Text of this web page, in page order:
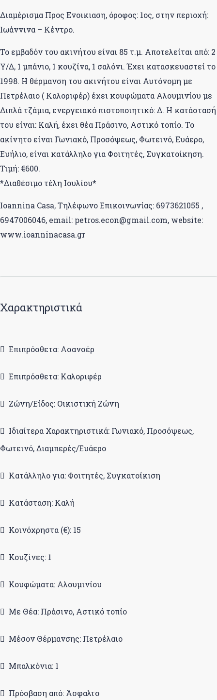
Διαμέρισμα Προς Ενοικιαση, όροφος: 1ος, στην περιοχή:
Ιωάννινα – Κέντρο.
Το εμβαδόν του ακινήτου είναι 85 τ.μ. Αποτελείται από: 2
Υ/Δ, 1 μπάνιο, 1 κουζίνα, 1 σαλόνι. Έχει κατασκευαστεί το
1998. Η θέρμανση του ακινήτου είναι Αυτόνομη με
Πετρέλαιο ( Καλοριφέρ) έχει κουφώματα Αλουμινίου με
Διπλά τζάμια, ενεργειακό πιστοποιητικό: Δ. Η κατάστασή
του είναι: Καλή, έχει θέα Πράσινο, Αστικό τοπίο. Το
ακίνητο είναι Γωνιακό, Προσόψεως, Φωτεινό, Ευάερο,
Ευήλιο, είναι κατάλληλο για Φοιτητές, Συγκατοίκηση.
Τιμή: €600.
*Διαθέσιμο τέλη Ιουλίου*
Ioannina Casa, Τηλέφωνο Επικοινωνίας: 6973621055 ,
6947006046, email: petros.econ@gmail.com, website:
www.ioanninacasa.gr
Χαρακτηριστικά
Επιπρόσθετα: Ασανσέρ
Επιπρόσθετα: Καλοριφέρ
Ζώνη/Είδος: Οικιστική Ζώνη
Ιδιαίτερα Χαρακτηριστικά: Γωνιακό, Προσόψεως,
Φωτεινό, Διαμπερές/Ευάερο
Κατάλληλο για: Φοιτητές, Συγκατοίκιση
Κατάσταση: Καλή
Κοινόχρηστα (€): 15
Κουζίνες: 1
Κουφώματα: Αλουμινίου
Με Θέα: Πράσινο, Αστικό τοπίο
Μέσον Θέρμανσης: Πετρέλαιο
Μπαλκόνια: 1
Πρόσβαση από: Άσφαλτο